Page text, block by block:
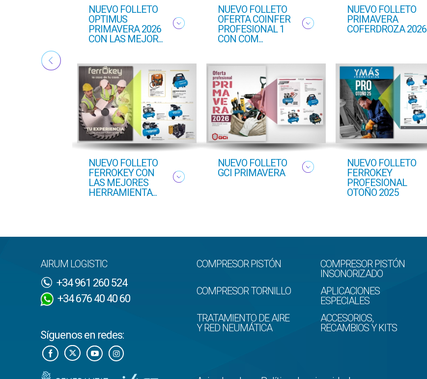
NUEVO FOLLETO
OPTIMUS
PRIMAVERA 2026
CON LAS MEJOR...
NUEVO FOLLETO
FERROKEY CON
LAS MEJORES
HERRAMIENTA...
NUEVO FOLLETO
OFERTA COINFER
PROFESIONAL 1
CON COM...
NUEVO FOLLETO
GCI PRIMAVERA
NUEVO FOLLETO
PRIMAVERA
COFERDROZA 2026
NUEVO FOLLETO
FERROKEY
PROFESIONAL
OTOÑO 2025
AIRUM LOGISTIC
+34 961 260 524
+34 676 40 40 60
Síguenos en redes:
COMPRESOR PISTÓN
COMPRESOR PISTÓN
INSONORIZADO
COMPRESOR TORNILLO
APLICACIONES
ESPECIALES
TRATAMIENTO DE AIRE
Y RED NEUMÁTICA
ACCESORIOS,
RECAMBIOS Y KITS